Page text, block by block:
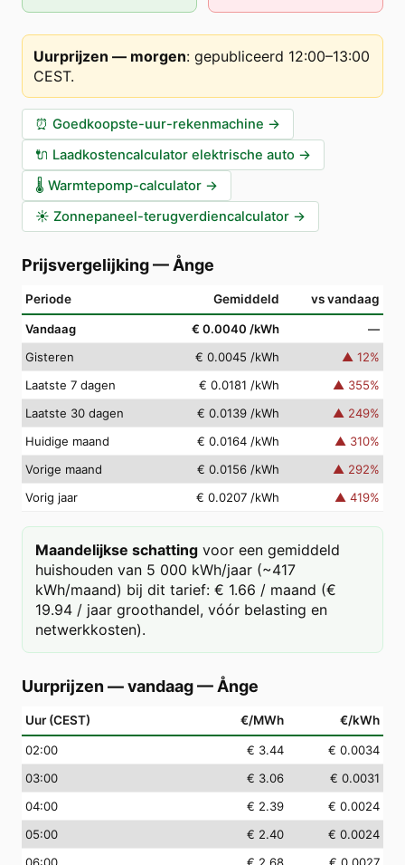
Uurprijzen — morgen: gepubliceerd 12:00–13:00
CEST.
⏰ Goedkoopste-uur-rekenmachine →
🔌 Laadkostencalculator elektrische auto →
🌡️ Warmtepomp-calculator →
☀️ Zonnepaneel-terugverdiencalculator →
Prijsvergelijking— Ånge
Periode Gemiddeld vs vandaag
Vandaag € 0.0040 /kWh
—
Gisteren
€ 0.0045 /kWh ▲ 12%
Laatste 7 dagen
€ 0.0181 /kWh ▲ 355%
Laatste 30 dagen
€ 0.0139 /kWh ▲ 249%
Huidige maand
€ 0.0164 /kWh ▲ 310%
Vorige maand
€ 0.0156 /kWh ▲ 292%
Vorig jaar
€ 0.0207 /kWh ▲ 419%
Maandelijkse schatting voor een gemiddeld
huishouden van 5 000 kWh/jaar (~417
kWh/maand) bij dit tarief: € 1.66 / maand (€
19.94 / jaar groothandel, vóór belasting en
netwerkkosten).
Uurprijzen — vandaag— Ånge
Uur (CEST) €/MWh €/kWh
02:00 € 3.44
€ 0.0034
03:00 € 3.06
€ 0.0031
04:00 € 2.39
€ 0.0024
05:00 € 2.40
€ 0.0024